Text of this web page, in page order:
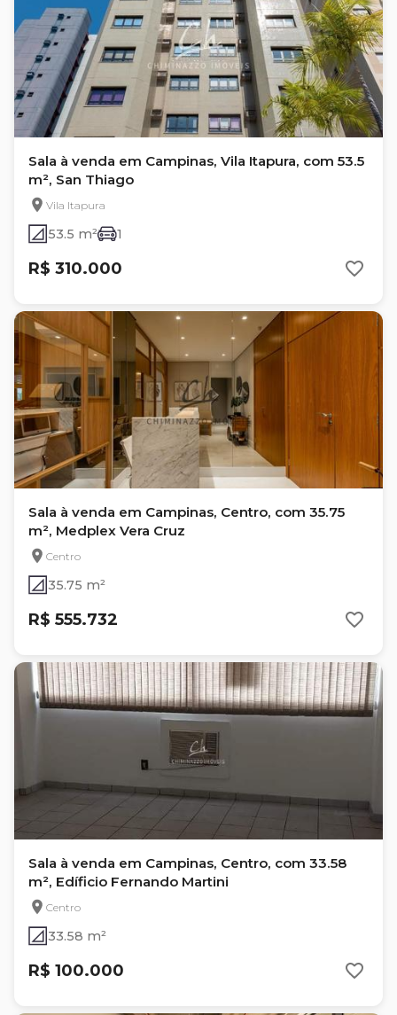
Sala à venda em Campinas, Vila Itapura, com 53.5
m², San Thiago
Vila Itapura
53.5 m² 1
R$ 310.000
Sala à venda em Campinas, Centro, com 35.75
m², Medplex Vera Cruz
Centro
35.75 m²
R$ 555.732
Sala à venda em Campinas, Centro, com 33.58
m², Edíficio Fernando Martini
Centro
33.58 m²
R$ 100.000